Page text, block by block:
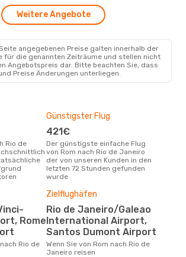
1 Zwischenstopp
1 Zwischenstopp
Weitere Angebote
angegebenen Preise galten innerhalb der
für die genannten Zeiträume und stellen nicht
Angebotspreis dar. Bitte beachten Sie, dass
Preise Änderungen unterliegen.
Günstigster Flug
421€
Der günstigste einfache Flug
von Rom nach Rio de Janeiro
der von unseren Kunden in den
letzten 72 Stunden gefunden
wurde
Rome
Zielflughäfen
Rio de Janeiro/Galeao
International Airport,
Santos Dumont Airport
Wenn Sie von Rom nach Rio de
Janeiro reisen